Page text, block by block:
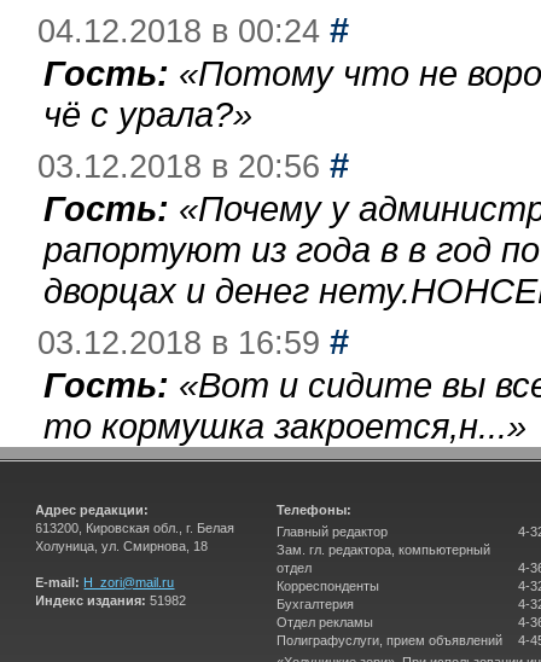
04.12.2018 в 00:24 #
Гость: «Потому что не
чё с урала?»
03.12.2018 в 20:56 #
Гость: «Почему у
рапортуют из года в в год
дворцах и денег
03.12.2018 в 16:59 #
Гость: «Вот и сидите вы
то кормушка закроется,н...»
Адрес редакции:
613200, Кировская обл., г. Белая
Холуница, ул. Смирнова, 18
E-mail: H_zori@mail.ru
Индекс издания: 51982
Телефоны:
Главный редактор
Зам. гл. редактора, компьютерный
отдел
Корреспонденты
Бухгалтерия
Отдел рекламы
Полиграфуслуги, прием объявлений
4-
4-
4-
4-
4-
4-